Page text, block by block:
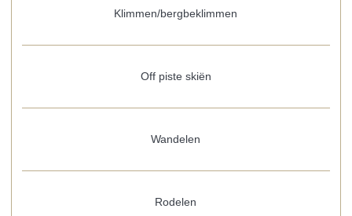
Klimmen/bergbeklimmen
Off piste skiën
Wandelen
Rodelen